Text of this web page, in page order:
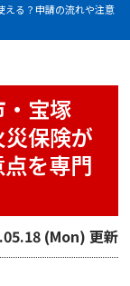
える？申請の流れや注意
・宝塚
保険が
を専門
(Mon) 更新